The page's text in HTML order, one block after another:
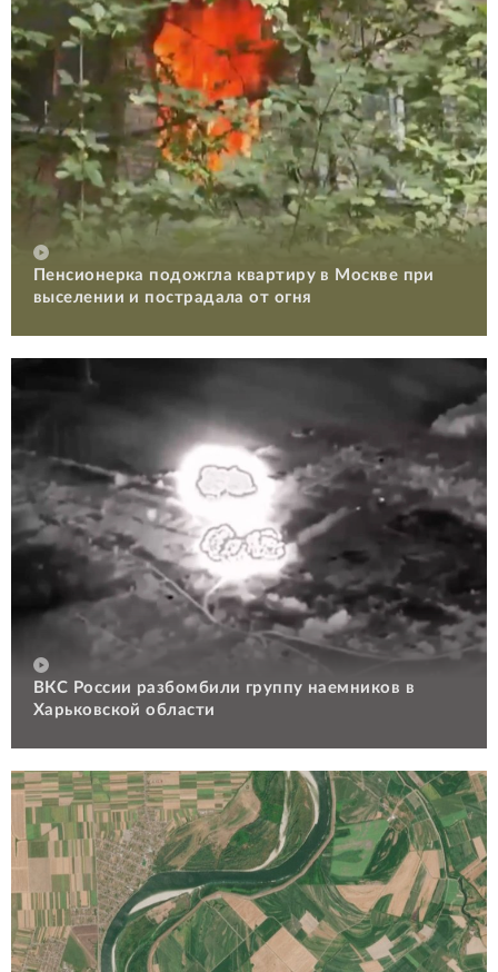
Пенсионерка подожгла квартиру в Москве при
выселении и пострадала от огня
ВКС России разбомбили группу наемников в
Харьковской области